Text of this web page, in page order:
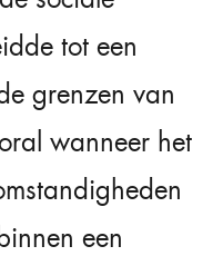
tot een
grenzen van
wanneer het
een